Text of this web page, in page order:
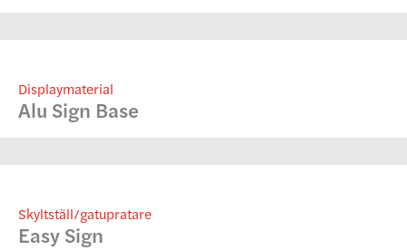
Displaymaterial
Alu Sign Base
Skyltställ/gatupratare
Easy Sign